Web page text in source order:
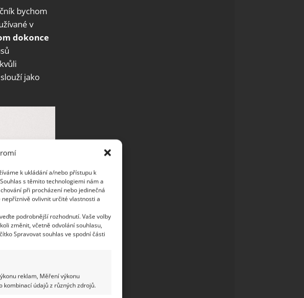
k ukládání a/nebo přístupu k
s těmito technologiemi nám a
při procházení nebo jedinečná
ovlivnit určité vlastnosti a
podrobnější rozhodnutí. Vaše volby
změnit, včetně odvolání souhlasu,
Spravovat souhlas ve spodní části
reklam, Měření výkonu
údajů z různých zdrojů.
bychom
v
dokonce
jako